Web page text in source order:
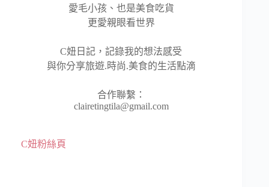
愛毛小孩、也是美食吃貨
更愛親眼看世界
C妞日記，記錄我的想法感受
與你分享旅遊.時尚.美食的生活點滴
合作聯繫：
clairetingtila@gmail.com
C妞粉絲頁